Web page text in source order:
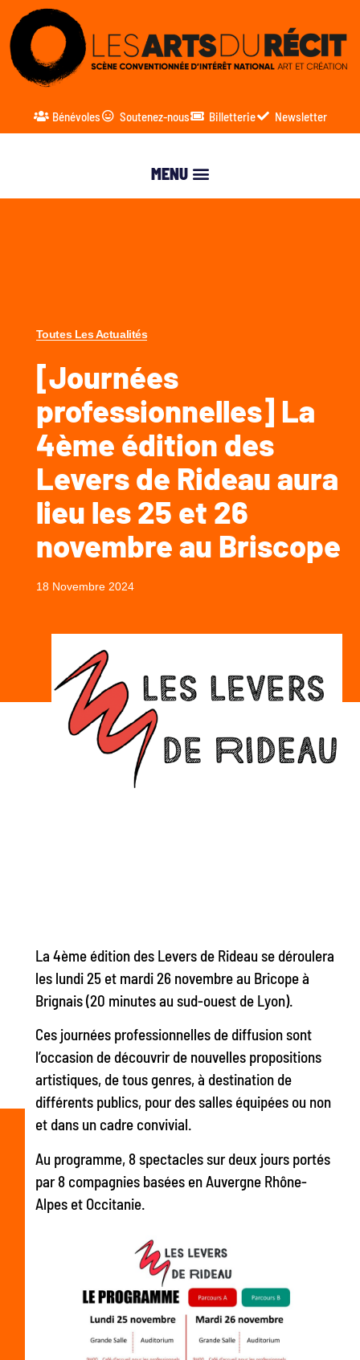
Bénévoles Soutenez-nous Billetterie Newsletter
Toutes Les Actualités
[Journées
professionnelles] La
4ème édition des
Levers de Rideau aura
lieu les 25 et 26
novembre au Briscope
18 Novembre 2024
La 4ème édition des Levers de Rideau se déroulera
les lundi 25 et mardi 26 novembre au Bricope à
Brignais (20 minutes au sud-ouest de Lyon).
Ces journées professionnelles de diffusion sont
l’occasion de découvrir de nouvelles propositions
artistiques, de tous genres, à destination de
différents publics, pour des salles équipées ou non
et dans un cadre convivial.
Au programme, 8 spectacles sur deux jours portés
par 8 compagnies basées en Auvergne Rhône-
Alpes et Occitanie.